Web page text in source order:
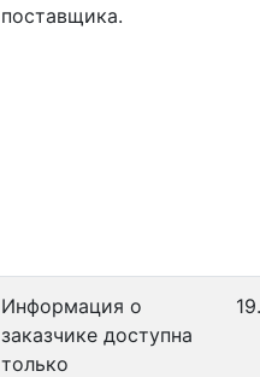
поставщика.
Информация о
заказчике доступна
только